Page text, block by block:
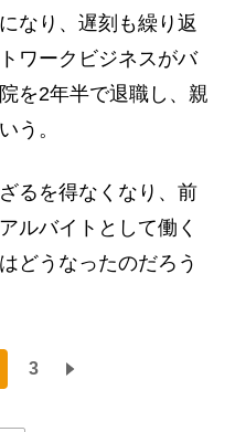
なり、遅刻も繰り返
ワークビジネスがバ
を2年半で退職し、親
う。
るを得なくなり、前
ルバイトとして働く
どうなったのだろう
3